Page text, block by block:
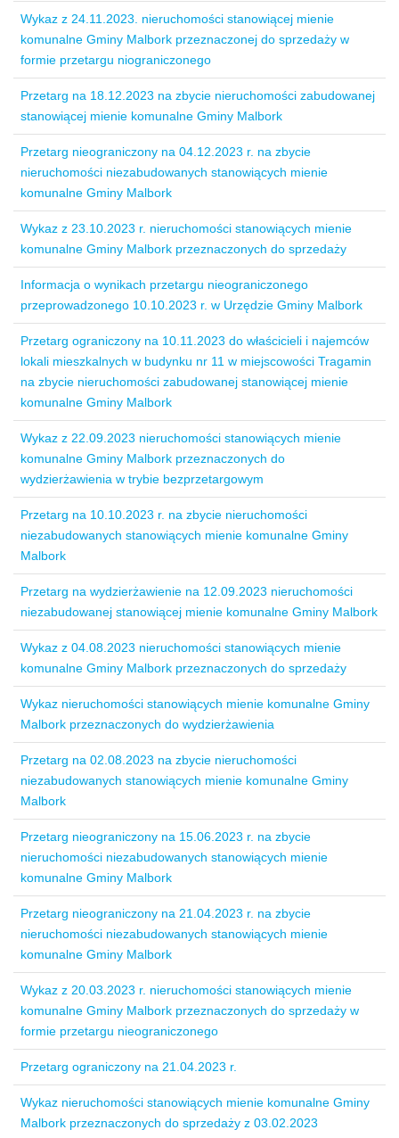
Wykaz z 24.11.2023. nieruchomości stanowiącej mienie
komunalne Gminy Malbork przeznaczonej do sprzedaży w
formie przetargu niograniczonego
Przetarg na 18.12.2023 na zbycie nieruchomości zabudowanej
stanowiącej mienie komunalne Gminy Malbork
Przetarg nieograniczony na 04.12.2023 r. na zbycie
nieruchomości niezabudowanych stanowiących mienie
komunalne Gminy Malbork
Wykaz z 23.10.2023 r. nieruchomości stanowiących mienie
komunalne Gminy Malbork przeznaczonych do sprzedaży
Informacja o wynikach przetargu nieograniczonego
przeprowadzonego 10.10.2023 r. w Urzędzie Gminy Malbork
Przetarg ograniczony na 10.11.2023 do właścicieli i najemców
lokali mieszkalnych w budynku nr 11 w miejscowości Tragamin
na zbycie nieruchomości zabudowanej stanowiącej mienie
komunalne Gminy Malbork
Wykaz z 22.09.2023 nieruchomości stanowiących mienie
komunalne Gminy Malbork przeznaczonych do
wydzierżawienia w trybie bezprzetargowym
Przetarg na 10.10.2023 r. na zbycie nieruchomości
niezabudowanych stanowiących mienie komunalne Gminy
Malbork
Przetarg na wydzierżawienie na 12.09.2023 nieruchomości
niezabudowanej stanowiącej mienie komunalne Gminy Malbork
Wykaz z 04.08.2023 nieruchomości stanowiących mienie
komunalne Gminy Malbork przeznaczonych do sprzedaży
Wykaz nieruchomości stanowiących mienie komunalne Gminy
Malbork przeznaczonych do wydzierżawienia
Przetarg na 02.08.2023 na zbycie nieruchomości
niezabudowanych stanowiących mienie komunalne Gminy
Malbork
Przetarg nieograniczony na 15.06.2023 r. na zbycie
nieruchomości niezabudowanych stanowiących mienie
komunalne Gminy Malbork
Przetarg nieograniczony na 21.04.2023 r. na zbycie
nieruchomości niezabudowanych stanowiących mienie
komunalne Gminy Malbork
Wykaz z 20.03.2023 r. nieruchomości stanowiących mienie
komunalne Gminy Malbork przeznaczonych do sprzedaży w
formie przetargu nieograniczonego
Przetarg ograniczony na 21.04.2023 r.
Wykaz nieruchomości stanowiących mienie komunalne Gminy
Malbork przeznaczonych do sprzedaży z 03.02.2023